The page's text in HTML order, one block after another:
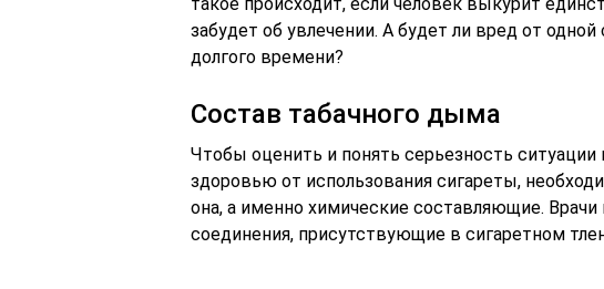
забудет об увлечении. А будет ли вред от
долгого времени?
Состав табачного дыма
Чтобы оценить и понять серьезность
здоровью от использования сигареты,
она, а именно химические составляющие.
соединения, присутствующие в сигаретном